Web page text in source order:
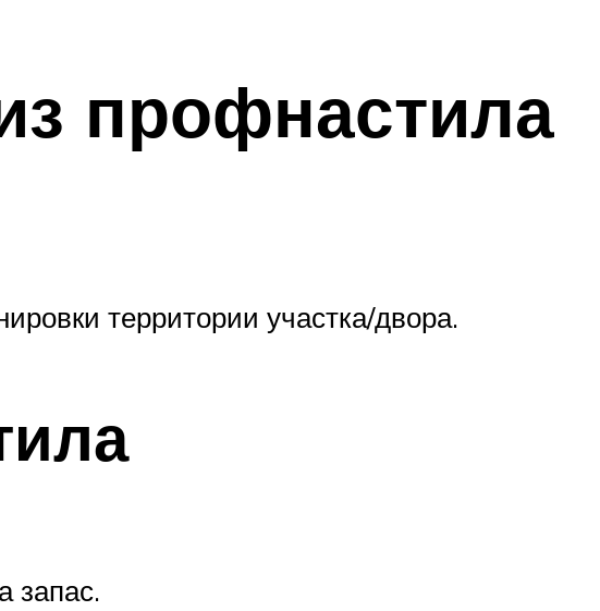
профнастила
территории участка/двора.
запас.